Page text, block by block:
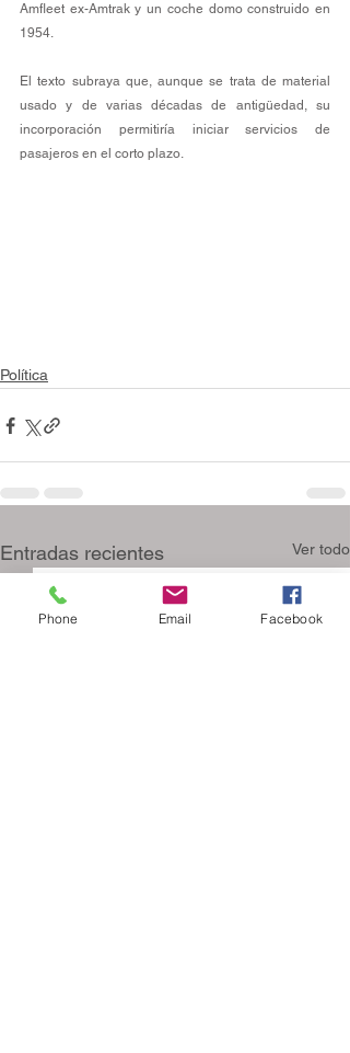
Amfleet ex-Amtrak y un coche domo construido en
1954.
El texto subraya que, aunque se trata de material
usado y de varias décadas de antigüedad, su
incorporación permitiría iniciar servicios de
pasajeros en el corto plazo.
Política
Entradas recientes Ver todo
Phone Email Facebook